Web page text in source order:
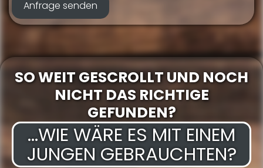
SO WEIT GESCROLLT UND NOCH
NICHT DAS RICHTIGE
GEFUNDEN?
...WIE WÄRE ES MIT EINEM
JUNGEN GEBRAUCHTEN?